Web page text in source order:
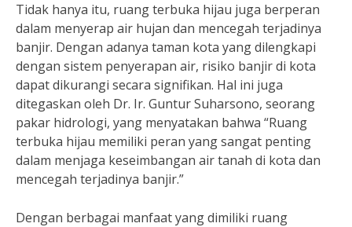
Tidak hanya itu, ruang terbuka hijau juga berperan
dalam menyerap air hujan dan mencegah terjadinya
banjir. Dengan adanya taman kota yang dilengkapi
dengan sistem penyerapan air, risiko banjir di kota
dapat dikurangi secara signifikan. Hal ini juga
ditegaskan oleh Dr. Ir. Guntur Suharsono, seorang
pakar hidrologi, yang menyatakan bahwa “Ruang
terbuka hijau memiliki peran yang sangat penting
dalam menjaga keseimbangan air tanah di kota dan
mencegah terjadinya banjir.”
Dengan berbagai manfaat yang dimiliki ruang